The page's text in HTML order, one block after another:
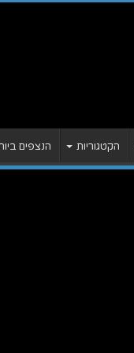
הקטגוריות הנצפים